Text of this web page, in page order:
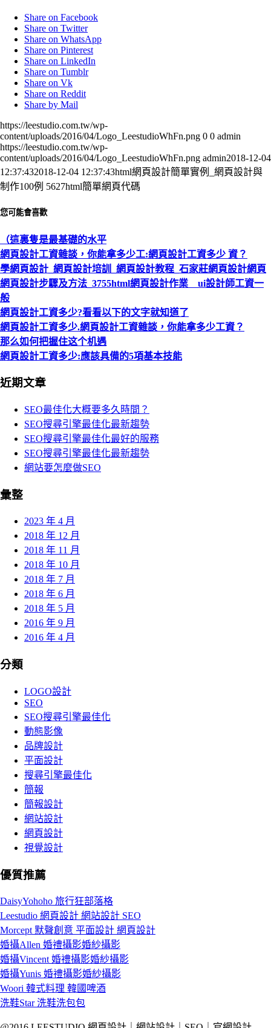
Share on Facebook
Share on Twitter
Share on WhatsApp
Share on Pinterest
Share on LinkedIn
Share on Tumblr
Share on Vk
Share on Reddit
Share by Mail
https://leestudio.com.tw/wp-
content/uploads/2016/04/Logo_LeestudioWhFn.png 0 0 admin
https://leestudio.com.tw/wp-
content/uploads/2016/04/Logo_LeestudioWhFn.png admin2018-12-04
12:37:432018-12-04 12:37:43html網頁設計簡單實例_網頁設計與
制作100例 5627html簡單網頁代碼
您可能會喜歡
（這裏隻是最基礎的水平
網頁設計工資雜談，你能拿多少工:網頁設計工資多少 資？
學網頁設計_網頁設計培訓_網頁設計教程_石家莊網頁設計網頁
網頁設計步驟及方法_3755html網頁設計作業 ui設計師工資一
般
網頁設計工資多少?看看以下的文字就知道了
網頁設計工資多少.網頁設計工資雜談，你能拿多少工資？
那么如何把握住这个机遇
網頁設計工資多少:應該具備的5項基本技能
近期文章
SEO最佳化大概要多久時間？
SEO搜尋引擎最佳化最新趨勢
SEO搜尋引擎最佳化最好的服務
SEO搜尋引擎最佳化最新趨勢
網站要怎麼做SEO
彙整
2023 年 4 月
2018 年 12 月
2018 年 11 月
2018 年 10 月
2018 年 7 月
2018 年 6 月
2018 年 5 月
2016 年 9 月
2016 年 4 月
分類
LOGO設計
SEO
SEO搜尋引擎最佳化
動態影像
品牌設計
平面設計
搜尋引擎最佳化
簡報
簡報設計
網站設計
網頁設計
視覺設計
優質推薦
DaisyYohoho 旅行狂部落格
Leestudio 網頁設計 網站設計 SEO
Morcept 默聲創意 平面設計 網頁設計
婚攝Allen 婚禮攝影婚紗攝影
婚攝Vincent 婚禮攝影婚紗攝影
婚攝Yunis 婚禮攝影婚紗攝影
Woori 韓式料理 韓國啤酒
洗鞋Star 洗鞋洗包包